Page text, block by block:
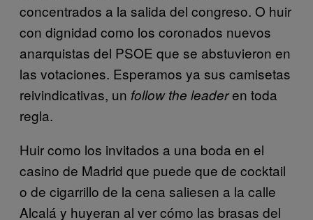
concentrados a la salida del congreso. O huir
con dignidad como los coronados nuevos
anarquistas del PSOE que se abstuvieron en
las votaciones. Esperamos ya sus camisetas
reivindicativas, un follow the leaderen toda
regla.
Huir como los invitados a una boda en el
casino de Madrid que puede que de cocktail
o de cigarrillo de la cena saliesen a la calle
Alcalá y huyeran al ver cómo las brasas del